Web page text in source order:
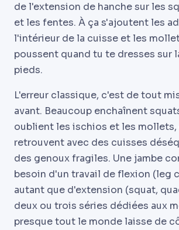
de l'extension de hanche sur les
et les fentes. À ça s'ajoutent les
l'intérieur de la cuisse et les
poussent quand tu te dresses sur
pieds.
L'erreur classique, c'est de tout
avant. Beaucoup enchaînent
oublient les ischios et les mollets,
retrouvent avec des cuisses
des genoux fragiles. Une jambe
besoin d'un travail de flexion (leg
autant que d'extension (squat,
deux ou trois séries dédiées aux
presque tout le monde laisse de